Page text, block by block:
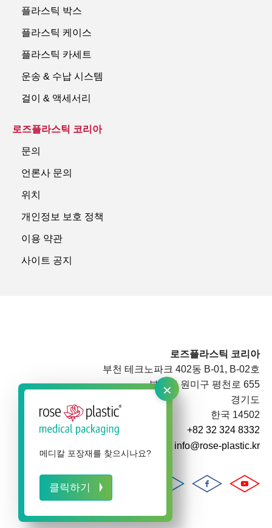
×
메디칼 포장재를 찾으시나요?
클릭하기
로즈플라스틱 코리아
부천 테크노파크 402동 B-01, B-02호
부천시 원미구 평천로 655
경기도
한국 14502
+82 32 324 8332
info@rose-plastic.kr
플라스틱 박스
플라스틱 케이스
플라스틱 카세트
운송 & 수납 시스템
걸이 & 액세서리
로즈플라스틱 코리아
문의
언론사 문의
위치
개인정보 보호 정책
이용 약관
사이트 공지